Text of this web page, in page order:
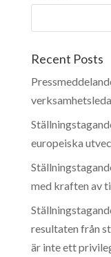
Recent Posts
europeiska
med kraften av
resultaten från
är inte ett